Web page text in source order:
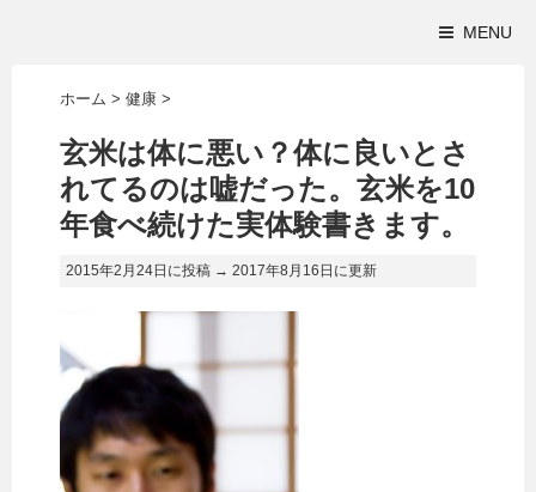
MENU
ホーム > 健康 >
玄米は体に悪い？体に良いとさ
れてるのは嘘だった。玄米を10
年食べ続けた実体験書きます。
2015年2月24日に投稿 → 2017年8月16日 に更新